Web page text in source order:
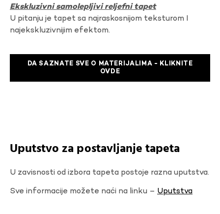
Ekskluzivni samolepljivi reljefni tapet
U pitanju je tapet sa najraskosnijom teksturom I
najekskluzivnijim efektom.
DA SAZNATE SVE O MATERIJALIMA - KLIKNITE
OVDE
Uputstvo za postavljanje tapeta
U zavisnosti od izbora tapeta postoje razna uputstva.
Sve informacije možete naći na linku – Uputstva